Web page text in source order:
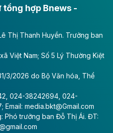
Việt Nam - CTCP
lợi nhuận trong quý
thu
và Xây dựng Việt Nam
đầu năm với doanh thu
4% so với cùng kỳ và
hoạt động của doanh
hợp Bnews -
Thị Thanh Huyền. Trưởng ban
Việt Nam; Số 5 Lý Thường Kiệt
3/2026 do Bộ Văn hóa, Thể
024-38242694, 024-
media.bkt@Gmail.com
Phó trưởng ban Đỗ Thị Ái. ĐT: